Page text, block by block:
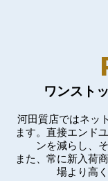
ワンスト
河田質店ではネッ
ます。直接エンド
ンを減らし、
また、常に新入荷
場より高